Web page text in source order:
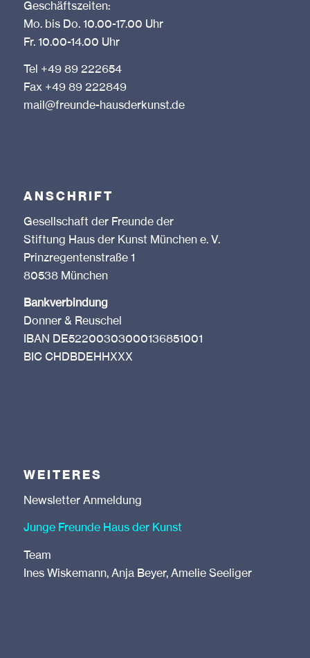
Geschäftszeiten:
Mo. bis Do. 10.00-17.00 Uhr
Fr. 10.00-14.00 Uhr
Tel +49 89 222654
Fax +49 89 222849
mail@freunde-hausderkunst.de
ANSCHRIFT
Gesellschaft der Freunde der
Stiftung Haus der Kunst München e. V.
Prinzregentenstraße 1
80538 München
Bankverbindung
Donner & Reuschel
IBAN DE52200303000136851001
BIC CHDBDEHHXXX
WEITERES
Newsletter Anmeldung
Junge Freunde Haus der Kunst
Team
Ines Wiskemann, Anja Beyer, Amelie Seeliger